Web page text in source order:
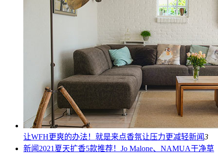
让WFH更爽的办法！就是来点香氛让压力更减轻新闻3
新闻 2021夏天扩香5款推荐！Jo Malone、NAMUA干净草